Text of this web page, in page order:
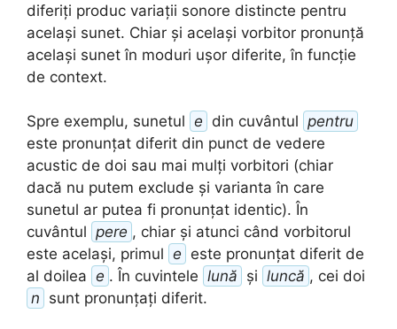
diferiți produc variații sonore distincte pentru
același sunet. Chiar și același vorbitor pronunță
același sunet în moduri ușor diferite, în funcție
de context.
Spre exemplu, sunetul e din cuvântul pentru
este pronunțat diferit din punct de vedere
acustic de doi sau mai mulți vorbitori (chiar
dacă nu putem exclude și varianta în care
sunetul ar putea fi pronunțat identic). În
cuvântul pere , chiar și atunci când vorbitorul
este același, primul e este pronunțat diferit de
al doilea e . În cuvintele lună și luncă , cei doi
n sunt pronunțați diferit.